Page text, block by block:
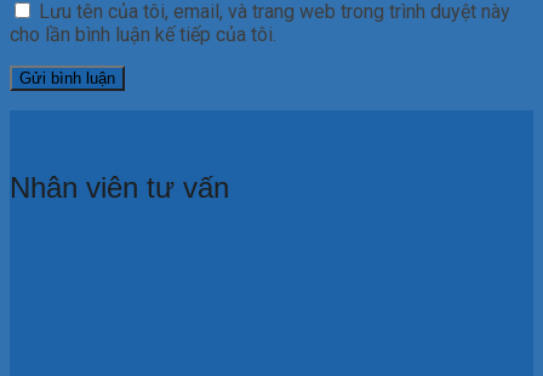
Lưu tên của tôi, email, và trang web trong trình duyệt này
cho lần bình luận kế tiếp của tôi.
Nhân viên tư vấn